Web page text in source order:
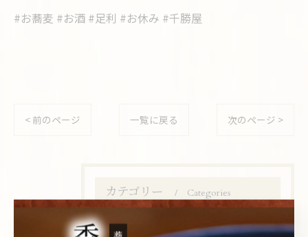
#お蕎麦 #お酒 #足利 #お休み #千勝屋
< 前のページ 一覧に戻る 次のページ >
カテゴリー Categories
全てのカテゴリー